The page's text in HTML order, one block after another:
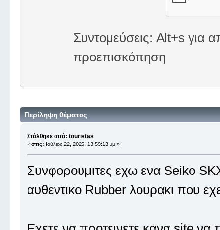
Συντομεύσεις: Alt+s για
προεπισκόπηση
Περίληψη θέματος
Στάλθηκε από: touristas
« στις: Ιούλιος 22, 2025, 13:59:13 μμ »
Συνφορουμιτες εχω ενα Seiko
αυθεντικο Rubber λουρακι που